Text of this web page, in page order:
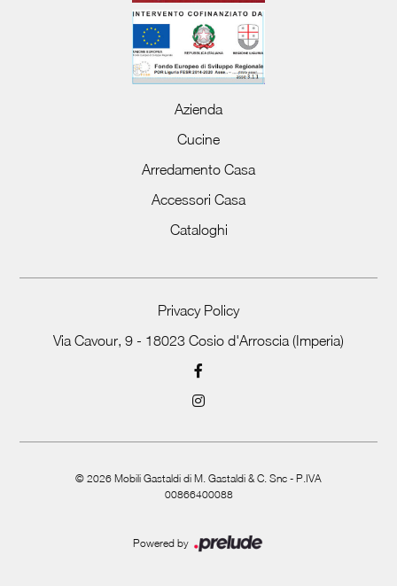
Azienda
Cucine
Arredamento Casa
Accessori Casa
Cataloghi
Privacy Policy
Via Cavour, 9 - 18023 Cosio d'Arroscia (Imperia)
© 2026 Mobili Gastaldi di M. Gastaldi & C. Snc - P.IVA
00866400088
Powered by